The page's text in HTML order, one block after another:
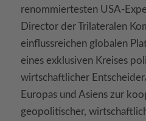
renommiertesten USA-
Director der Trilateralen
einflussreichen globalen
eines exklusiven Kreises
wirtschaftlicher
Europas und Asiens zur
geopolitischer,